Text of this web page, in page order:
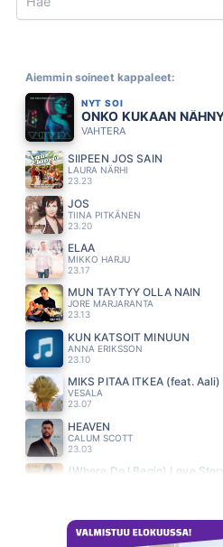
Aiemmin soineet kappaleet:
NYT SOI
ONKO KUKAAN
VAHTERA
SIIPEEN JOS SAIN
LAURA NÄRHI
23.23
JOS
TIINA PITKÄNEN
23.20
ELÄÄ
MIKKO HARJU
23.17
MUN TÄYTYY OLLA NÄIN
JORE MARJARANTA
23.13
KUN KATSOIT MINUUN
ANNA ERIKSSON
23.10
MIKS PITÄÄ ITKEÄ (feat. Aali)
VESALA
23.07
HEAVEN
CALUM SCOTT
23.03
(Where Do I Begin) Love
PEPE WILLBERG
22.55